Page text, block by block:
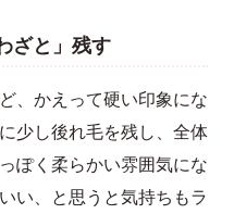
ざと」残す
、かえって硬い印象にな
少し後れ毛を残し、全体
ぽく柔らかい雰囲気にな
い、と思うと気持ちもラ